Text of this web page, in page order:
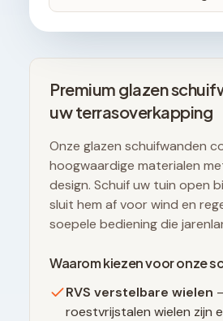
Premium glazen
uw terrasoverkapping
Onze glazen schuifwanden
hoogwaardige materialen
design. Schuif uw tuin open
sluit hem af voor wind en
soepele bediening die
Waarom kiezen voor onze
RVS verstelbare wielen
roestvrijstalen wielen zijn